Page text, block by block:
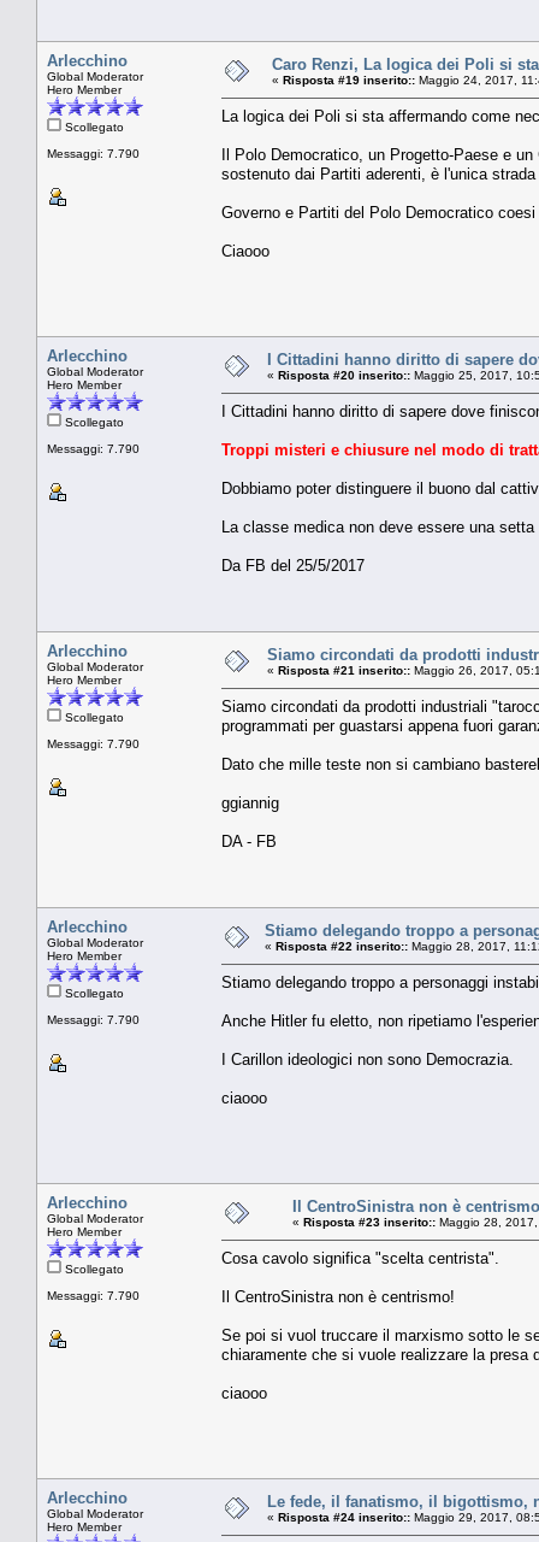
Arlecchino
Global Moderator
Hero Member
Scollegato
Messaggi: 7.790
Caro Renzi, La logica dei Poli si
« Risposta #19 inserito:: Maggio 24, 2017,
La logica dei Poli si sta affermando come
Il Polo Democratico, un Progetto-Paese e
sostenuto dai Partiti aderenti, è l'unica strada
Governo e Partiti del Polo Democratico
Ciaooo
Arlecchino
Global Moderator
Hero Member
Scollegato
Messaggi: 7.790
I Cittadini hanno diritto di sapere
« Risposta #20 inserito:: Maggio 25, 2017,
I Cittadini hanno diritto di sapere dove
Troppi misteri e chiusure nel modo di
Dobbiamo poter distinguere il buono dal
La classe medica non deve essere una
Da FB del 25/5/2017
Arlecchino
Global Moderator
Hero Member
Scollegato
Messaggi: 7.790
Siamo circondati da prodotti
« Risposta #21 inserito:: Maggio 26, 2017,
Siamo circondati da prodotti industriali
programmati per guastarsi appena fuori
Dato che mille teste non si cambiano
ggiannig
DA - FB
Arlecchino
Global Moderator
Hero Member
Scollegato
Messaggi: 7.790
Stiamo delegando troppo a
« Risposta #22 inserito:: Maggio 28, 2017,
Stiamo delegando troppo a personaggi
Anche Hitler fu eletto, non ripetiamo
I Carillon ideologici non sono Democrazia.
ciaooo
Arlecchino
Global Moderator
Hero Member
Scollegato
Messaggi: 7.790
Il CentroSinistra non è
« Risposta #23 inserito:: Maggio 28,
Cosa cavolo significa "scelta centrista".
Il CentroSinistra non è centrismo!
Se poi si vuol truccare il marxismo sotto le
chiaramente che si vuole realizzare la presa
ciaooo
Arlecchino
Global Moderator
Hero Member
Le fede, il fanatismo, il
« Risposta #24 inserito:: Maggio 29, 2017,